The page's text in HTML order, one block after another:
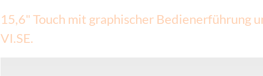
15,6" Touch mit graphischer Bedienerführung
VI.SE.